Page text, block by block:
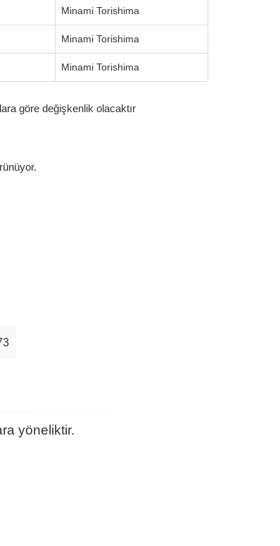
Minami Torishima
Minami Torishima
Minami Torishima
göre değişkenlik olacaktır
yöneliktir.